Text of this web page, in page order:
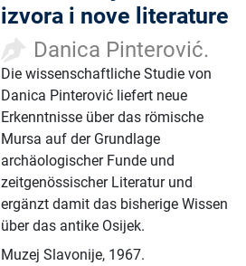
izvora i nove literature
Danica Pinterović.
Die wissenschaftliche Studie von
Danica Pinterović liefert neue
Erkenntnisse über das römische
Mursa auf der Grundlage
archäologischer Funde und
zeitgenössischer Literatur und
ergänzt damit das bisherige Wissen
über das antike Osijek.
Muzej Slavonije, 1967.